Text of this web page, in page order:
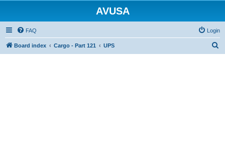
AVUSA
FAQ Login
Board index Cargo - Part 121 UPS